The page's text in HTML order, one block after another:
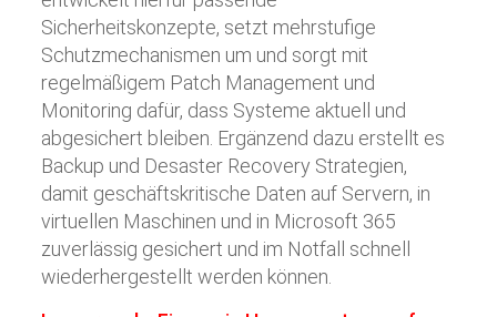
Sicherheitskonzepte, setzt mehrstufige
Schutzmechanismen um und sorgt mit
regelmäßigem Patch Management und
Monitoring dafür, dass Systeme aktuell und
abgesichert bleiben. Ergänzend dazu erstellt es
Backup und Desaster Recovery Strategien,
damit geschäftskritische Daten auf Servern, in
virtuellen Maschinen und in Microsoft 365
zuverlässig gesichert und im Notfall schnell
wiederhergestellt werden können.